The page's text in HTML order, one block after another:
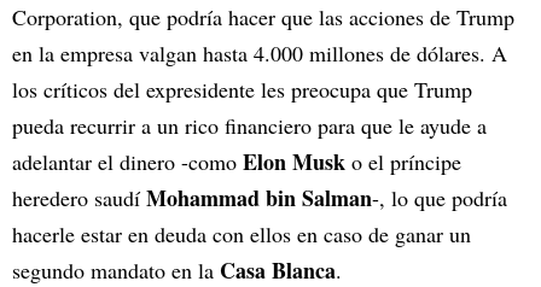
Corporation, que podría hacer que las acciones de Trump
en la empresa valgan hasta 4.000 millones de dólares. A
los críticos del expresidente les preocupa que Trump
pueda recurrir a un rico financiero para que le ayude a
adelantar el dinero -como Elon Musk o el príncipe
heredero saudí Mohammad bin Salman-, lo que podría
hacerle estar en deuda con ellos en caso de ganar un
segundo mandato en la Casa Blanca.